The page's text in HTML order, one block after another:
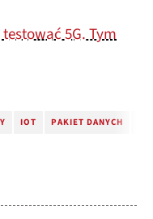
5G. Tym
IOT PAKIET DANYCH